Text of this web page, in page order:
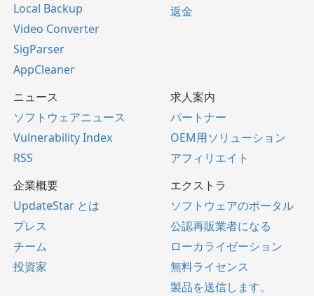
Local Backup
Video Converter
SigParser
AppCleaner
返金
ニュース
ソフトウェアニュース
Vulnerability Index
RSS
求人案内
パートナー
OEM用ソリューション
アフィリエイト
企業概要
UpdateStar とは
プレス
チーム
投資家
エクストラ
ソフトウェアのポータル
公認再販業者になる
ローカライゼーション
無料ライセンス
製品を送信します。